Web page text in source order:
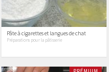
Pâte à cigarettes et langues de chat
Préparations pour la pâtisserie